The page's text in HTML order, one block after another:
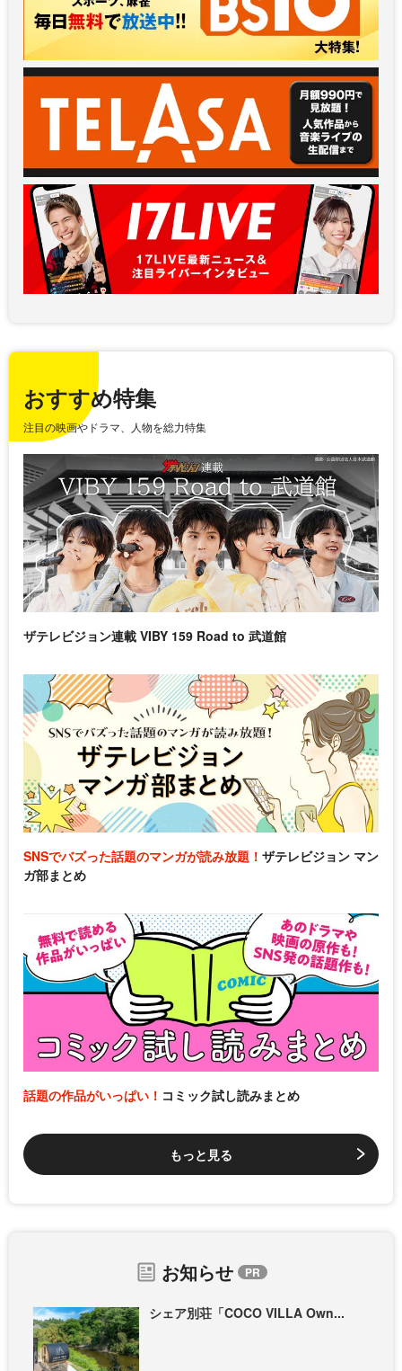
おすすめ特集
注目の映画やドラマ、人物を総力特集
ザテレビジョン連載 VIBY 159 Road to 武道館
SNSでバズった話題のマンガが読み放題！ ザテレビジョン マン
ガ部まとめ
話題の作品がいっぱい！ コミック試し読みまとめ
もっと見る
お知らせ
シェア別荘「COCO VILLA Own...